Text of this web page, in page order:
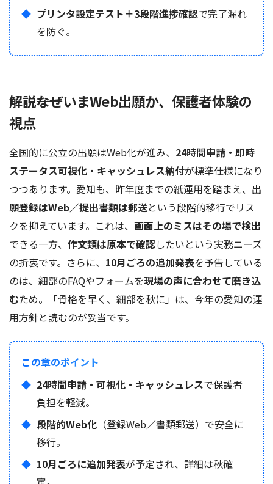
プリンタ設定テスト＋3段階進捗確認で完了漏れ
を防ぐ。
解説――なぜいまWeb出願か、保護者体験の
視点
全国的に公立の出願はWeb化が進み、 24時間申請・即時
ステータス可視化・キャッシュレス納付が標準仕様になり
つつあります。愛知も、昨年度までの紙運用を踏まえ、 出
願登録はWeb／提出書類は郵送という段階的移行でリス
クを抑えています。これは、 画面上のミスはその場で検出
できる一方、 作文類は原本で確認したいという実務ニーズ
の折衷です。さらに、 10月ごろの追加発表を予告している
のは、細部のFAQやフォームを現場の声に合わせて磨き込
むため。「骨格を早く、細部を秋に」は、今年の愛知の運
用方針と読むのが妥当です。
この章のポイント
24時間申請・可視化・キャッシュレスで保護者
負担を軽減。
段階的Web化 （登録Web／書類郵送）で安全に
移行。
10月ごろに追加発表が予定され、詳細は秋確